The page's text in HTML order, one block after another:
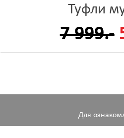
Туфли
7 999.-
Для